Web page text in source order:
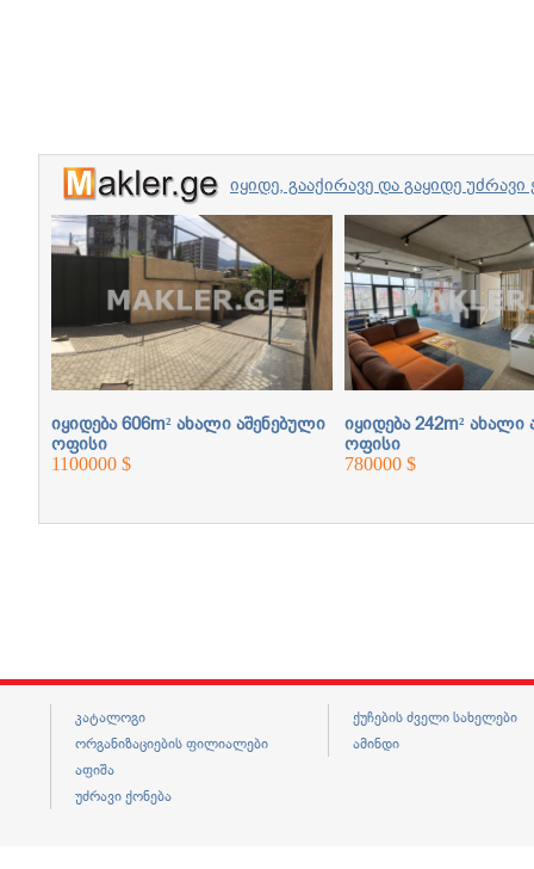
იყიდე, გააქირავე და გაყიდე
იყიდება 606m² ახალი აშენებული
ოფისი
1100000 $
იყიდება 242m² ახალი
ოფისი
780000 $
კატალოგი
ორგანიზაციების ფილიალები
აფიშა
უძრავი ქონება
ქუჩების ძველი სახელები
ამინდი